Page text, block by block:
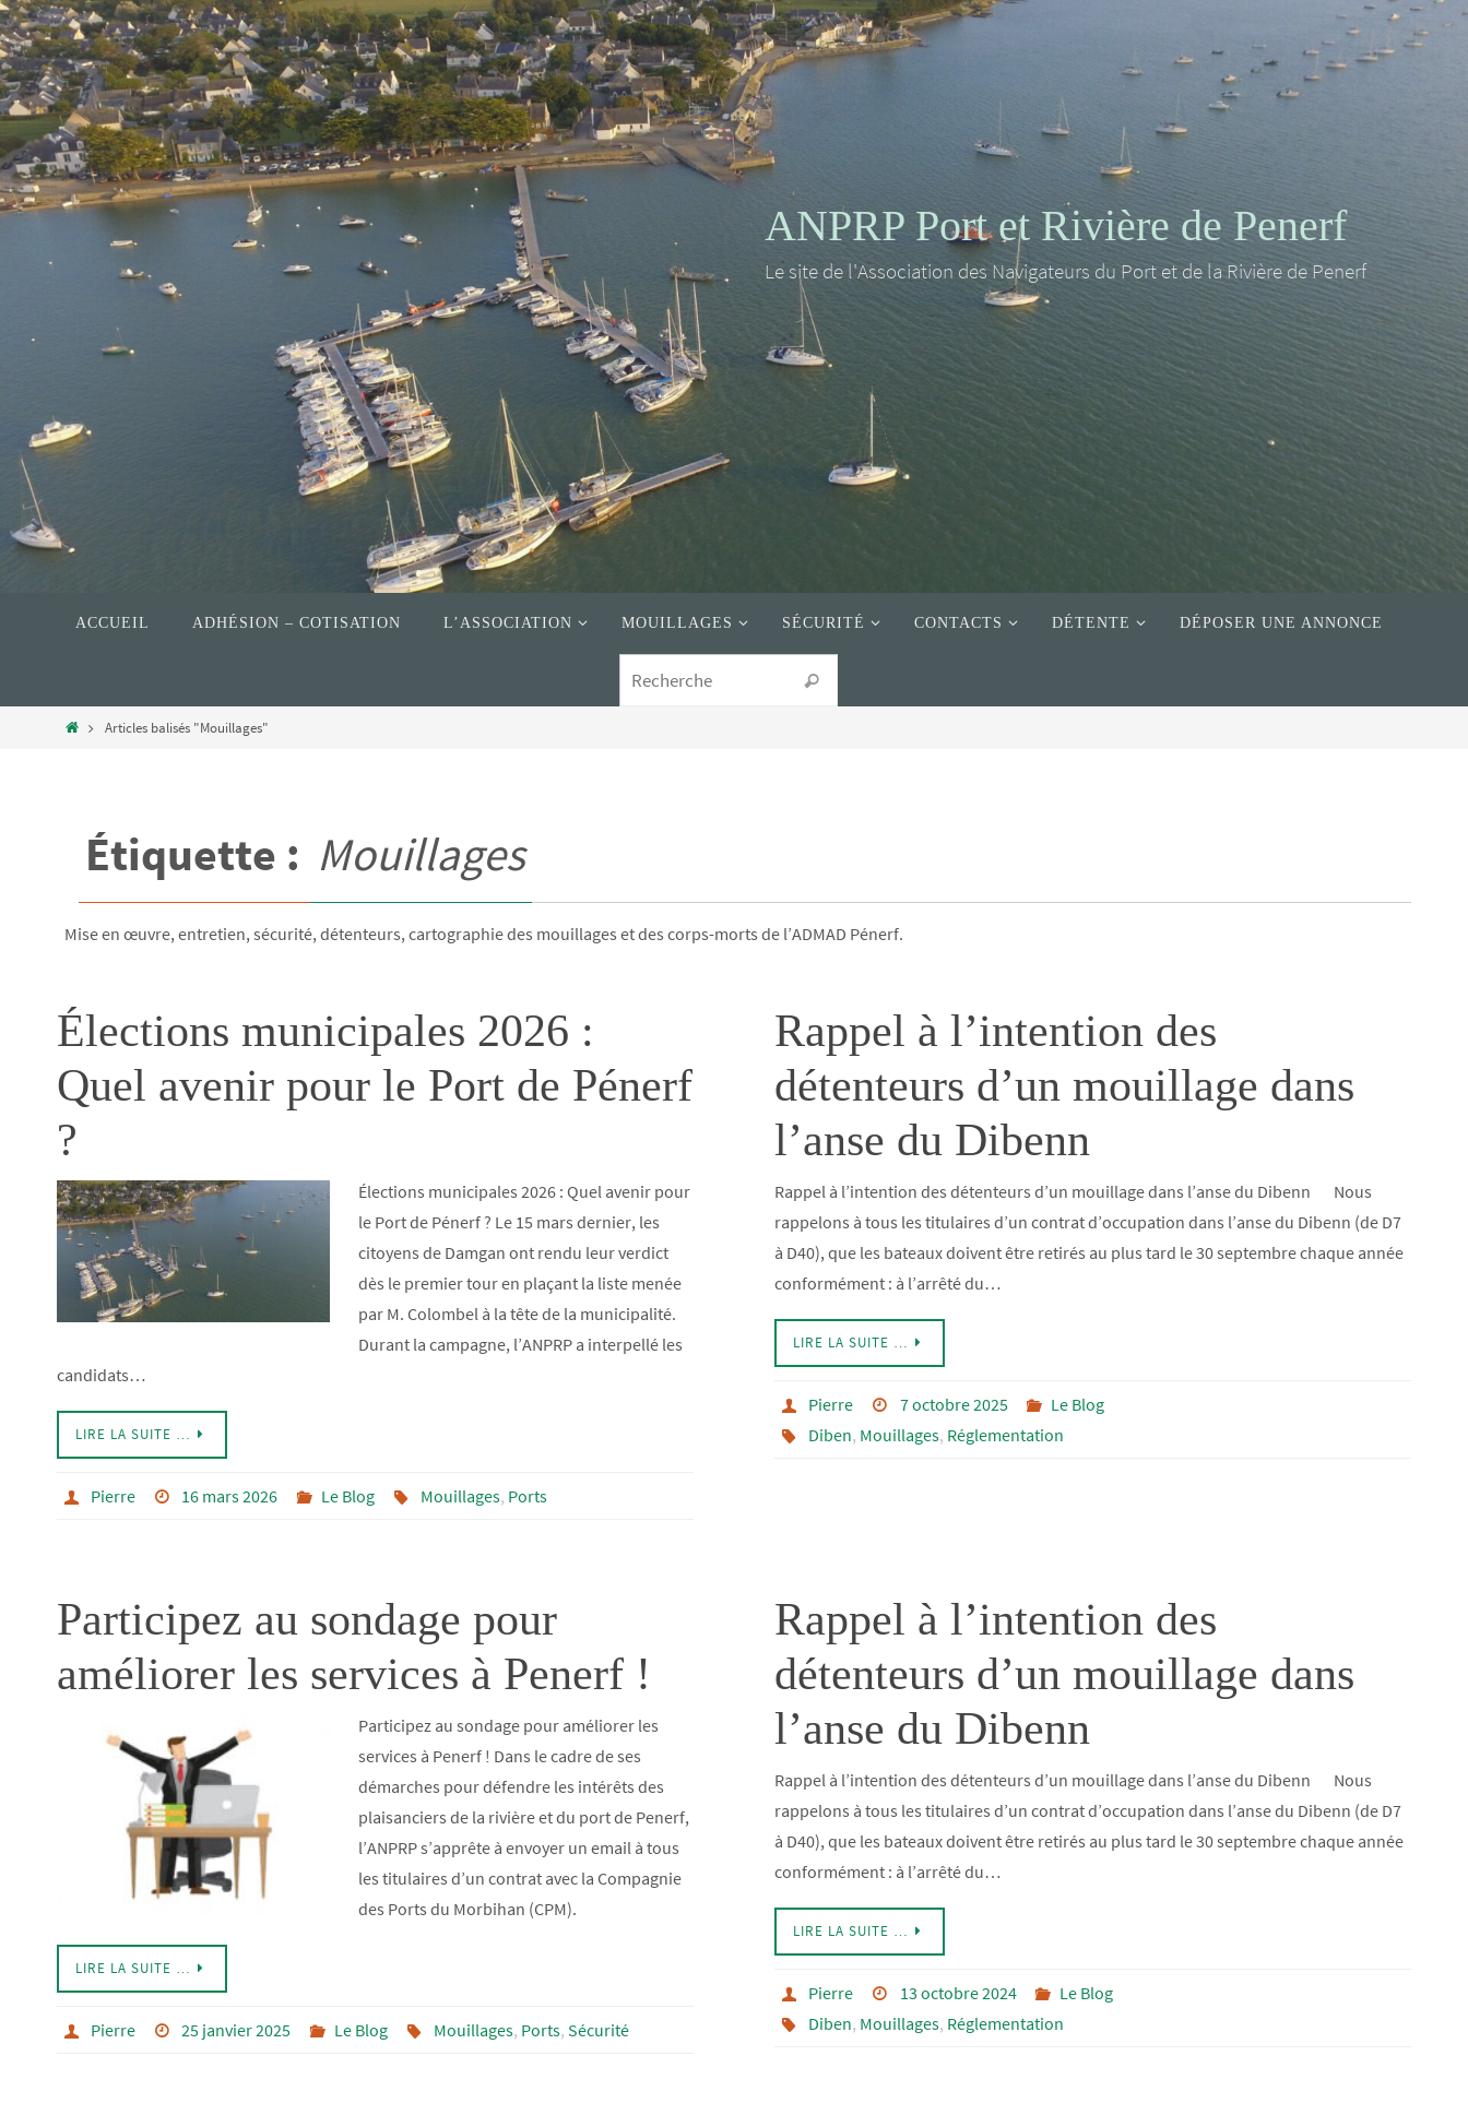
ANPRP Port et Rivière de Penerf
Le site de l'Association des Navigateurs du Port et de la Rivière de Penerf
ACCUEIL ADHÉSION – COTISATION L’ASSOCIATION MOUILLAGES SÉCURITÉ CONTACTS DÉTENTE DÉPOSER UNE ANNONCE
Articles balisés "Mouillages"
Étiquette : Mouillages
Mise en œuvre, entretien, sécurité, détenteurs, cartographie des mouillages et des corps-morts de l’ADMAD Pénerf.
Élections municipales 2026 :
Quel avenir pour le Port de Pénerf
?
Élections municipales 2026 : Quel avenir pour
le Port de Pénerf ? Le 15 mars dernier, les
citoyens de Damgan ont rendu leur verdict
dès le premier tour en plaçant la liste menée
par M. Colombel à la tête de la municipalité.
Durant la campagne, l’ANPRP a interpellé les
candidats…
LIRE LA SUITE …
Pierre 16 mars 2026 Le Blog Mouillages, Ports
Rappel à l’intention des
détenteurs d’un mouillage dans
l’anse du Dibenn
Rappel à l’intention des détenteurs d’un mouillage dans l’anse du Dibenn Nous
rappelons à tous les titulaires d’un contrat d’occupation dans l’anse du Dibenn (de D7
à D40), que les bateaux doivent être retirés au plus tard le 30 septembre chaque année
conformément : à l’arrêté du…
LIRE LA SUITE …
Pierre 7 octobre 2025
Le Blog
Diben, Mouillages, Réglementation
Participez au sondage pour
améliorer les services à Penerf !
Participez au sondage pour améliorer les
services à Penerf ! Dans le cadre de ses
démarches pour défendre les intérêts des
plaisanciers de la rivière et du port de Penerf,
l’ANPRP s’apprête à envoyer un email à tous
les titulaires d’un contrat avec la Compagnie
des Ports du Morbihan (CPM).
LIRE LA SUITE …
Pierre 25 janvier 2025 Le Blog Mouillages, Ports, Sécurité
Rappel à l’intention des
détenteurs d’un mouillage dans
l’anse du Dibenn
Rappel à l’intention des détenteurs d’un mouillage dans l’anse du Dibenn Nous
rappelons à tous les titulaires d’un contrat d’occupation dans l’anse du Dibenn (de D7
à D40), que les bateaux doivent être retirés au plus tard le 30 septembre chaque année
conformément : à l’arrêté du…
LIRE LA SUITE …
Pierre 13 octobre 2024
Le Blog
Diben, Mouillages, Réglementation